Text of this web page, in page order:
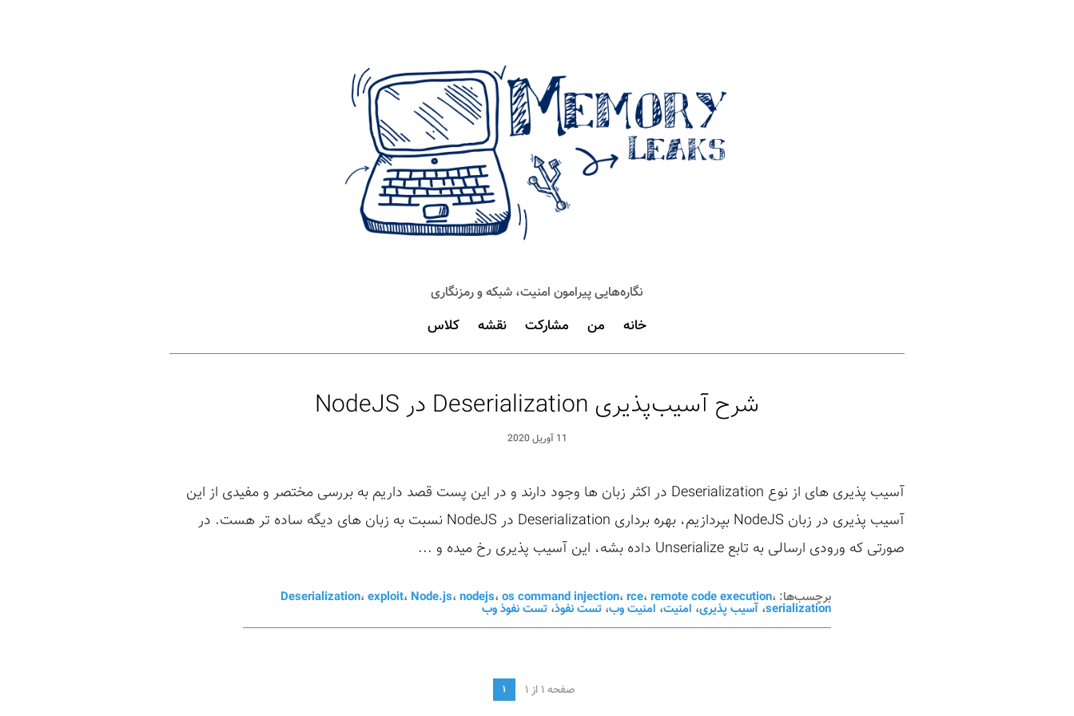
نگاره‌هایی پیرامون امنیت، شبکه و رمزنگاری
خانه من مشارکت نقشه کلاس
شرح آسیب‌پذیری Deserialization در NodeJS
11 آوریل 2020
آسیب پذیری های از نوع Deserialization در اکثر زبان ها وجود دارند و در این پست قصد داریم به بررسی مختصر و مفیدی از این
آسیب پذیری در زبان NodeJS بپردازیم، بهره برداری Deserialization در NodeJS نسبت به زبان های دیگه ساده تر هست. در
صورتی که ورودی ارسالی به تابع Unserialize داده بشه، این آسیب پذیری رخ میده و ...
برچسب‌ها: Deserialization، exploit، Node.js، nodejs، os command injection، rce، remote code execution،
serialization، آسیب پذیری، امنیت، امنیت وب، تست نفوذ، تست نفوذ وب
صفحه 1 از 1 1